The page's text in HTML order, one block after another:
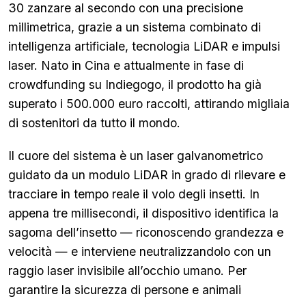
30 zanzare al secondo con una precisione
millimetrica, grazie a un sistema combinato di
intelligenza artificiale, tecnologia LiDAR e impulsi
laser. Nato in Cina e attualmente in fase di
crowdfunding su Indiegogo, il prodotto ha già
superato i 500.000 euro raccolti, attirando migliaia
di sostenitori da tutto il mondo.
Il cuore del sistema è un laser galvanometrico
guidato da un modulo LiDAR in grado di rilevare e
tracciare in tempo reale il volo degli insetti. In
appena tre millisecondi, il dispositivo identifica la
sagoma dell’insetto — riconoscendo grandezza e
velocità — e interviene neutralizzandolo con un
raggio laser invisibile all’occhio umano. Per
garantire la sicurezza di persone e animali